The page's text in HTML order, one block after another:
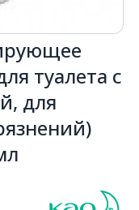
туалета с
для